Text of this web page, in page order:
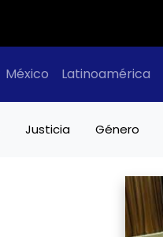
México Latinoamérica
Justicia Género